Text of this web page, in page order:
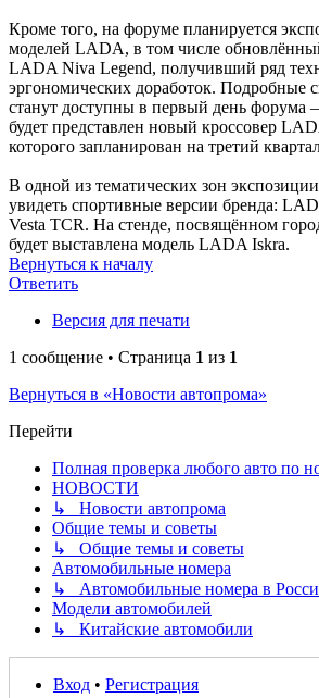
Кроме того, на форуме планируется
моделей LADA, в том числе
LADA Niva Legend, получивший ряд
эргономических доработок. Подробные
станут доступны в первый день
будет представлен новый кроссовер
которого запланирован на третий
В одной из тематических зон
увидеть спортивные версии бренда:
Vesta TCR. На стенде, посвящённом
будет выставлена модель LADA Iskra.
Вернуться к началу
Ответить
Версия для печати
1 сообщение • Страница 1 из 1
Вернуться в «Новости автопрома»
Перейти
Полная проверка любого авто по
НОВОСТИ
↳ Новости автопрома
Общие темы и советы
↳ Общие темы и советы
Автомобильные номера
↳ Автомобильные номера в
Модели автомобилей
↳ Китайские автомобили
Вход • Регистрация